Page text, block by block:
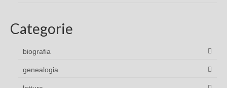
Categorie
biografia
genealogia